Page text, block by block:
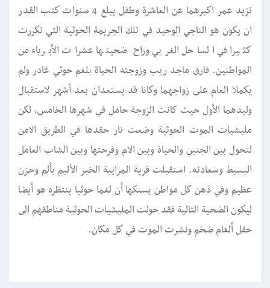
تزيد عمر اكبرهما عن العاشرة وطفل يبلغ 4 سنوات كتب القدر
ان يكون هو الناجي الوحيد في تلك الجريمة الحوثية التي تكررت
كثيرا في الساحل الغربي وراح ضحيتها عشرات الأبرياء من
المواطنين. فارق ماجد ريب وزوجته الحياة بلغم حوثي غادر ولم
يكملا العام على زواجهما وكانا قد يستعدان بعد أشهر لاستقبال
وليدهما الأول حيث كانت الزوجة حامل في شهرها الخامس، لكن
مليشيات الموت الحوثية وضعت نار حقدها في الطريق الامن
لتحول بين الجنين والحياة وبين الام وفرحتها وبين الشاب العامل
البسيط وسعادته. استقبلت قرية المرايبة الخبر الأليم بألم وحزن
عظيم وفي ذهن كل مواطن يسنكها أن لغما حوثيا ينتظره هو أيضا
ليكون الضحية التالية فقد حولت المليشيات الحوثية مناطقهم الى
حقل ألغام ضخم ونشرت الموت في كل مكان.